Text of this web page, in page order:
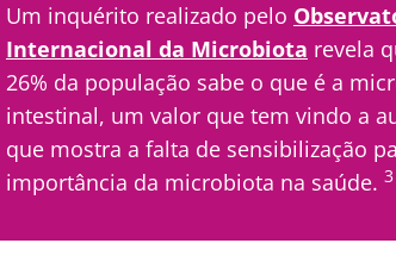
Um inquérito realizado pelo
Internacional da Microbiota revela
26% da população sabe o que é a
intestinal, um valor que tem vindo a
que mostra a falta de sensibilização
importância da microbiota na saúde. 3
Você está prestes a ser
Ser redirecionado
Ficar no site do Biocodex
Gostaria de me inscrever
Eu li e aceito ascondições
BMI 20-35
Descubra